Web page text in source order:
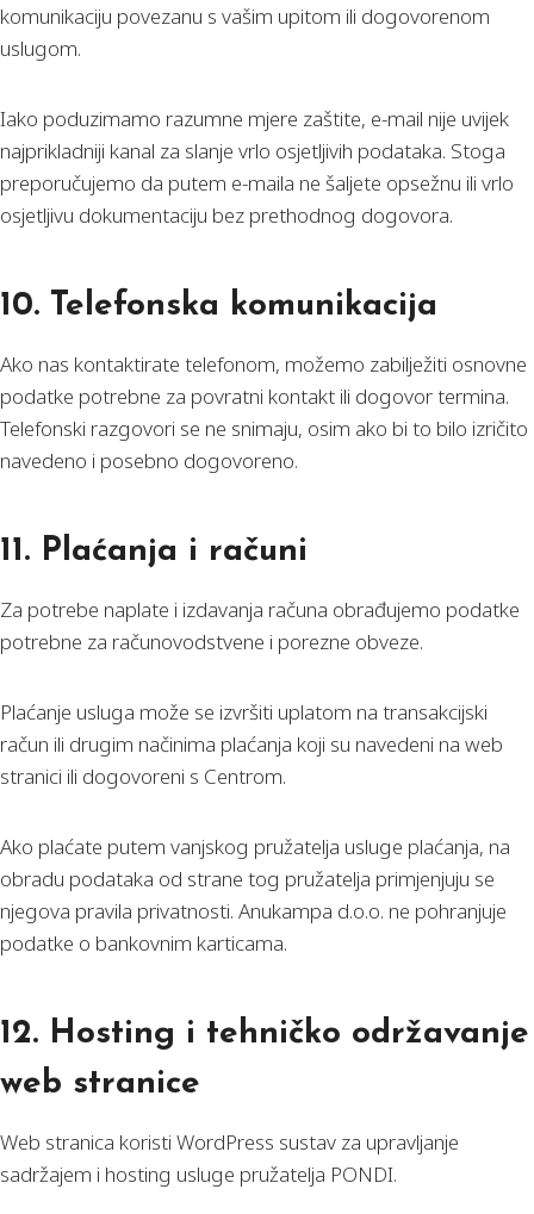
komunikaciju povezanu s vašim upitom ili dogovorenom
uslugom.
Iako poduzimamo razumne mjere zaštite, e-mail nije uvijek
najprikladniji kanal za slanje vrlo osjetljivih podataka. Stoga
preporučujemo da putem e-maila ne šaljete opsežnu ili vrlo
osjetljivu dokumentaciju bez prethodnog dogovora.
10. Telefonska komunikacija
Ako nas kontaktirate telefonom, možemo zabilježiti osnovne
podatke potrebne za povratni kontakt ili dogovor termina.
Telefonski razgovori se ne snimaju, osim ako bi to bilo izričito
navedeno i posebno dogovoreno.
11. Plaćanja i računi
Za potrebe naplate i izdavanja računa obrađujemo podatke
potrebne za računovodstvene i porezne obveze.
Plaćanje usluga može se izvršiti uplatom na transakcijski
račun ili drugim načinima plaćanja koji su navedeni na web
stranici ili dogovoreni s Centrom.
Ako plaćate putem vanjskog pružatelja usluge plaćanja, na
obradu podataka od strane tog pružatelja primjenjuju se
njegova pravila privatnosti. Anukampa d.o.o. ne pohranjuje
podatke o bankovnim karticama.
12. Hosting i tehničko održavanje
web stranice
Web stranica koristi WordPress sustav za upravljanje
sadržajem i hosting usluge pružatelja PONDI.